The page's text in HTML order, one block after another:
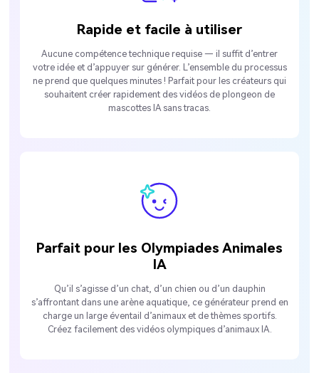
Rapide et facile à utiliser
Aucune compétence technique requise — il suffit d’entrer
votre idée et d’appuyer sur générer. L’ensemble du processus
ne prend que quelques minutes ! Parfait pour les créateurs qui
souhaitent créer rapidement des vidéos de plongeon de
mascottes IA sans tracas.
Parfait pour les Olympiades Animales
IA
Qu’il s’agisse d’un chat, d’un chien ou d’un dauphin
s’affrontant dans une arène aquatique, ce générateur prend en
charge un large éventail d’animaux et de thèmes sportifs.
Créez facilement des vidéos olympiques d’animaux IA.